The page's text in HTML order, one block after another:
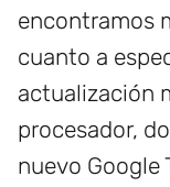
encontramos
cuanto a
actualización
procesador,
nuevo Google